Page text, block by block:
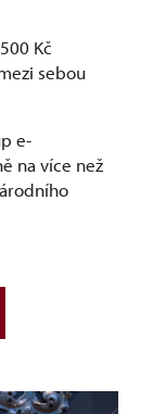
Kč
sebou
e-
na více než